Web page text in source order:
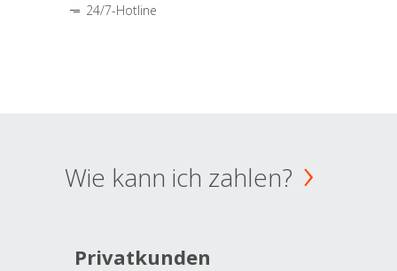
24/7-Hotline
Wie kann ich zahlen?
Privatkunden